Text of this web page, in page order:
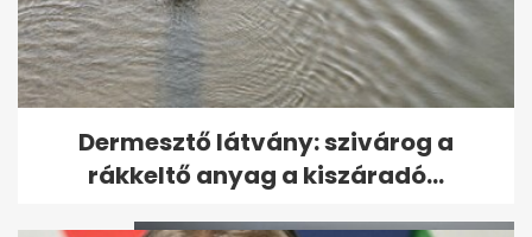
Az olasz futball válsága:
Guardiola sokkolta, Mancini...
Dermesztő látvány: szivárog a
rákkeltő anyag a kiszáradó...